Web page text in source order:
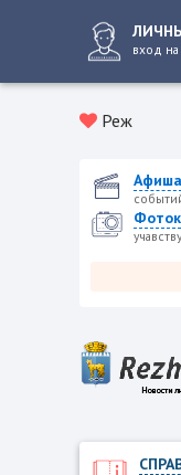
вход на
Реж
Афиша